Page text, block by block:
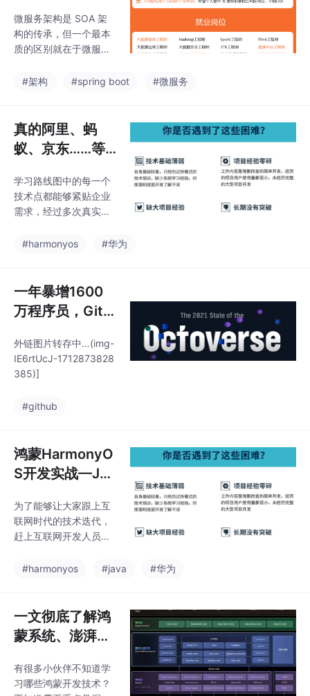
本转载：按转载的目标
表，将转换过的数据输
入到目标表中去。（2）
存在数据，追加过程在
性合并：当输入数据记
录的主键与
理三者之间的故
事
微服务架构是 SOA 架
构的传承，但一个最本
质的区别就在于微服务
中心化的。随着微服务
开发模式，但同时也引
入了一些问题，在这所
有的问题中，最重要的
问题就是数据的问题。
如果还按照以前传统开
发模式，开发一个大型
足市场对技术的需求，
从单独架构发展到分布
式架构，又从分布
#架构 #spring boot #微服务
真的阿里、蚂
蚁、京东……等
招聘鸿蒙开发
了，薪资基本都
学习路线图中的每一个
技术点都能够紧贴企业
需求，经过多次真实实
一个项目，都是码牛课
注重对学生的细致教
学，每一步都确保学生
能够真正理解和掌握。
鸿蒙内核开发的应用，
比如一次开发多端部
署、自由流转、元服
方位的学习内容让学生
解并应用鸿蒙的核心技
术和理念。不过，从招
#harmonyos #华为
一年暴增1600
万程序员，GitH
告发布：中国75
5万开发者排全
我国程序员人数
外链图片转存中…(img-
IE6rtUcJ-1712873828
385)]
#github
鸿蒙HarmonyO
S开发实战—Jav
onLayout&am
p；&amp；Ada
t)_positionlayo
为了能够让大家跟上互
联网时代的技术迭代，
赶上互联网开发人员寒
里跟大家分享一下我自
份最新版的鸿蒙学习提
升资料，有需要的小伙
伴自行领取，限时开
ptiveBoxLayout是自适
应盒子布局，该布局提
#harmonyos #java #华为
一文彻底了解鸿
蒙系统、澎湃系
区别？_鸿蒙系
有很多小伙伴不知道学
习哪些鸿蒙开发技术？